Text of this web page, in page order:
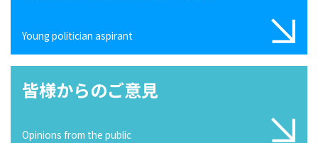
Young politician aspirant
皆様からのご意見
Opinions from the public